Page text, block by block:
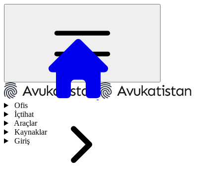
Ofis
İçtihat
Araçlar
Kaynaklar
Giriş